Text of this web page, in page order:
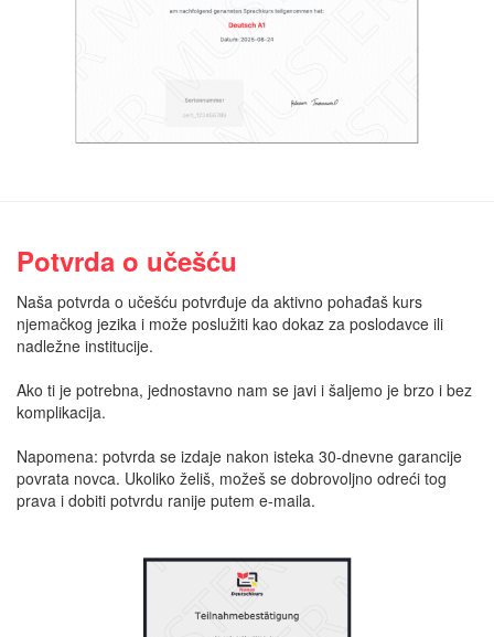
Potvrda o učešću
Naša potvrda o učešću potvrđuje da aktivno pohađaš kurs
njemačkog jezika i može poslužiti kao dokaz za poslodavce ili
nadležne institucije.
Ako ti je potrebna, jednostavno nam se javi i šaljemo je brzo i bez
komplikacija.
Napomena: potvrda se izdaje nakon isteka 30-dnevne garancije
povrata novca. Ukoliko želiš, možeš se dobrovoljno odreći tog
prava i dobiti potvrdu ranije putem e-maila.